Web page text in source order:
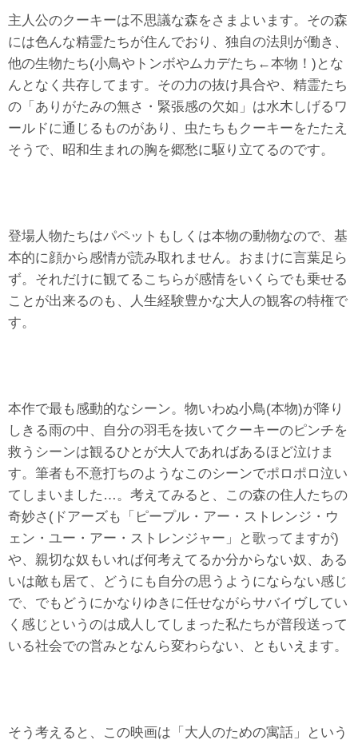
主人公のクーキーは不思議な森をさまよいます。その森
には色んな精霊たちが住んでおり、独自の法則が働き、
他の生物たち(小鳥やトンボやムカデたち←本物！)とな
んとなく共存してます。その力の抜け具合や、精霊たち
の「ありがたみの無さ・緊張感の欠如」は水木しげるワ
ールドに通じるものがあり、虫たちもクーキーをたたえ
そうで、昭和生まれの胸を郷愁に駆り立てるのです。
登場人物たちはパペットもしくは本物の動物なので、基
本的に顔から感情が読み取れません。おまけに言葉足ら
ず。それだけに観てるこちらが感情をいくらでも乗せる
ことが出来るのも、人生経験豊かな大人の観客の特権で
す。
本作で最も感動的なシーン。物いわぬ小鳥(本物)が降り
しきる雨の中、自分の羽毛を抜いてクーキーのピンチを
救うシーンは観るひとが大人であればあるほど泣けま
す。筆者も不意打ちのようなこのシーンでポロポロ泣い
てしまいました…。考えてみると、この森の住人たちの
奇妙さ(ドアーズも「ピープル・アー・ストレンジ・ウ
ェン・ユー・アー・ストレンジャー」と歌ってますが)
や、親切な奴もいれば何考えてるか分からない奴、ある
いは敵も居て、どうにも自分の思うようにならない感じ
で、でもどうにかなりゆきに任せながらサバイヴしてい
く感じというのは成人してしまった私たちが普段送って
いる社会での営みとなんら変わらない、ともいえます。
そう考えると、この映画は「大人のための寓話」という